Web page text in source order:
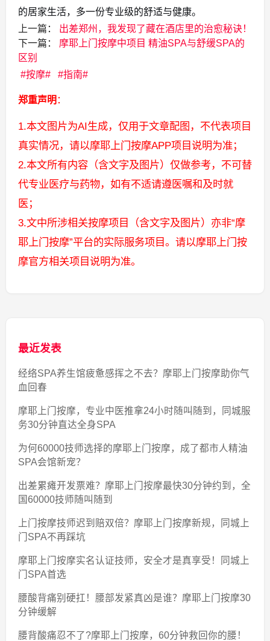
的居家生活，多一份专业级的舒适与健康。
上一篇：
出差郑州，我发现了藏在酒店里的治愈秘诀！
下一篇：
摩耶上门按摩中项目 精油SPA与舒缓SPA的
区别
按摩
指南
郑重声明 ：
1.本文图片为AI生成，仅用于文章配图，不代表项目
真实情况，请以摩耶上门按摩APP项目说明为准；
2.本文所有内容（含文字及图片）仅做参考，不可替
代专业医疗与药物，如有不适请遵医嘱和及时就
医；
3.文中所涉相关按摩项目（含文字及图片）亦非“摩
耶上门按摩”平台的实际服务项目。请以摩耶上门按
摩官方相关项目说明为准。
最近发表
经络SPA养生馆疲惫感挥之不去？摩耶上门按摩助你气
血回春
摩耶上门按摩，专业中医推拿24小时随叫随到，同城服
务30分钟直达全身SPA
为何60000技师选择的摩耶上门按摩，成了都市人精油
SPA会馆新宠？
出差累瘫开发票难？摩耶上门按摩最快30分钟约到，全
国60000技师随叫随到
上门按摩技师迟到赔双倍？摩耶上门按摩新规，同城上
门SPA不再踩坑
摩耶上门按摩实名认证技师，安全才是真享受！同城上
门SPA首选
腰酸背痛别硬扛！腰部发紧真凶是谁？摩耶上门按摩30
分钟缓解
腰背酸痛忍不了?摩耶上门按摩，60分钟救回你的腰！